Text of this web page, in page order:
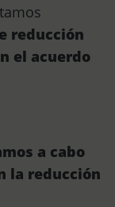
reducción
el acuerdo
a cabo
la reducción